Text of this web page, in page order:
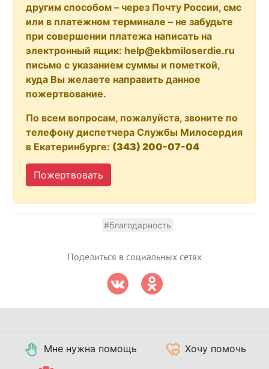
другим способом – через Почту России, смс
или в платежном терминале – не забудьте
при совершении платежа написать на
электронный ящик: help@ekbmiloserdie.ru
письмо с указанием суммы и пометкой,
куда Вы желаете направить данное
пожертвование.
По всем вопросам, пожалуйста, звоните по
телефону диспетчера Службы Милосердия
в Екатеринбурге: (343) 200-07-04
Пожертвовать
#благодарность
Поделиться в социальных сетях
Мне нужна помощь Хочу помочь